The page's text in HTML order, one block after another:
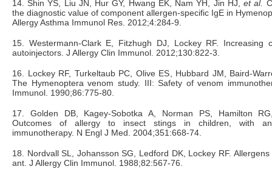
14. Shin YS, Liu JN, Hur GY, Hwang EK, Nam YH, Jin HJ,et al.
the diagnostic value of component allergen-specific IgE in
Allergy Asthma Immunol Res. 2012;4:284-9.
15. Westermann-Clark E, Fitzhugh DJ, Lockey RF. Increasing
autoinjectors. J Allergy Clin Immunol. 2012;130:822-3.
16. Lockey RF, Turkeltaub PC, Olive ES, Hubbard JM, Baird-
The Hymenoptera venom study. III: Safety of venom
Immunol. 1990;86:775-80.
17. Golden DB, Kagey-Sobotka A, Norman PS, Hamilton
Outcomes of allergy to insect stings in children, with
immunotherapy. N Engl J Med. 2004;351:668-74.
18. Nordvall SL, Johansson SG, Ledford DK, Lockey RF.
ant. J Allergy Clin Immunol. 1988;82:567-76.